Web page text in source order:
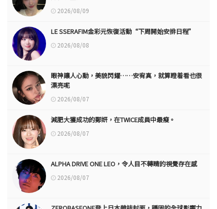
2026/08/09
LE SSERAFIM金彩元恢復活動“下周開始安排日程”
2026/08/08
眼神讓人心動，美貌閃耀……安宥真，就算瞪着看也很
漂亮呢
2026/08/07
減肥大獲成功的鄭妍，在TWICE成員中最瘦。
2026/08/07
ALPHA DRIVE ONE LEO，令人目不轉睛的視覺存在感
2026/08/07